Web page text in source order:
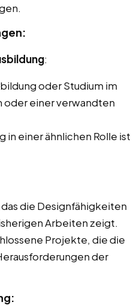
:
oder Studium im
oder einer verwandten
in einer ähnlichen Rolle ist
die Designfähigkeiten
Arbeiten zeigt.
Projekte, die die
der